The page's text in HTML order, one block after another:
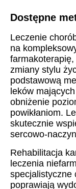
Dostępne
Leczenie
na
zmiany stylu
podstawową
leków
obniżenie
powikłaniom.
skutecznie
sercowo-
Rehabilitacja
leczenia
specjalistyczne
poprawiają